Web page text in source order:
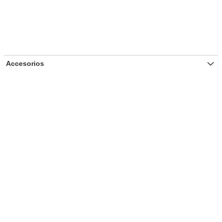
Accesorios